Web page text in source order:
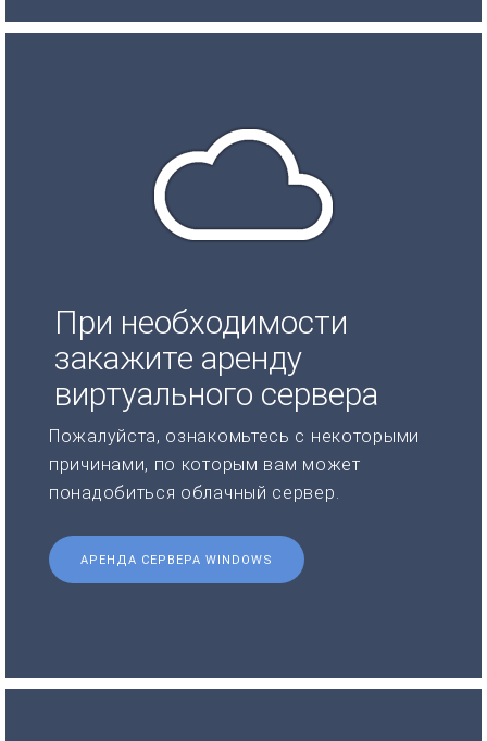
При необходимости
закажите аренду
виртуального сервера
Пожалуйста, ознакомьтесь с некоторыми
причинами, по которым вам может
понадобиться облачный сервер.
АРЕНДА СЕРВЕРА WINDOWS